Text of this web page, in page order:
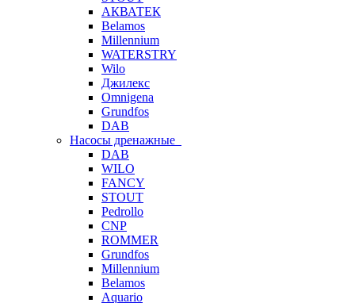
АКВАТЕК
Belamos
Millennium
WATERSTRY
Wilo
Джилекс
Omnigena
Grundfos
DAB
Насосы дренажные
DAB
WILO
FANCY
STOUT
Pedrollo
CNP
ROMMER
Grundfos
Millennium
Belamos
Aquario